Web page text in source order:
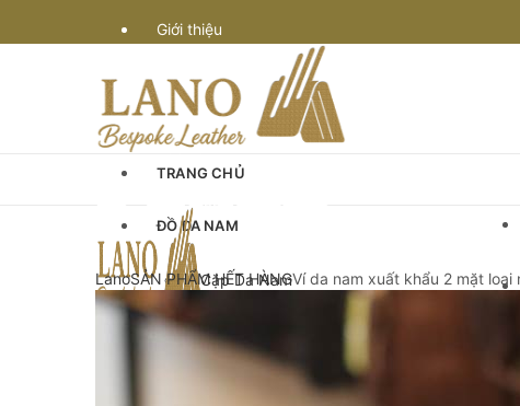
Giới thiệu
Vận chuyển
Bảo hành
Quy định & thanh toán
Góc Tư Vấn
Chế tác đồ da
TRANG CHỦ
ĐỒ DA NAM
Cặp Da Nam
Cặp Laptop 13-14″ inch
Cặp Laptop 15-16″ inch
LanoSẢN PHẨM HẾT HÀNGVí da nam xuất khẩu 2 mặt